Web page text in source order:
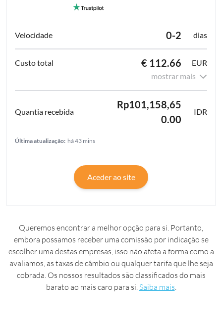
0-2 dias
€ 112.66
EUR
mostrar mais
Rp101,158,65
0.00
IDR
Última atualização: há 43 mins
Aceder ao site
Queremos encontrar a melhor opção para si. Portanto,
embora possamos receber uma comissão por indicação se
escolher uma destas empresas, isso não afeta a forma como a
avaliamos, as taxas de câmbio ou qualquer tarifa que lhe seja
cobrada. Os nossos resultados são classificados do mais
barato ao mais caro para si. Saiba mais.